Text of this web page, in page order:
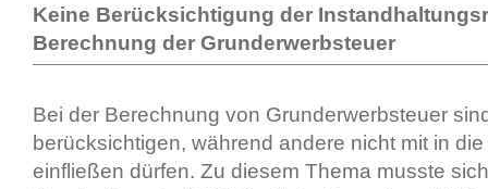
Keine Berücksichtigung der
Berechnung der Grunderwerbsteuer
Bei der Berechnung von Grunderwerbsteuer
berücksichtigen, während andere nicht mit in
einfließen dürfen. Zu diesem Thema musste